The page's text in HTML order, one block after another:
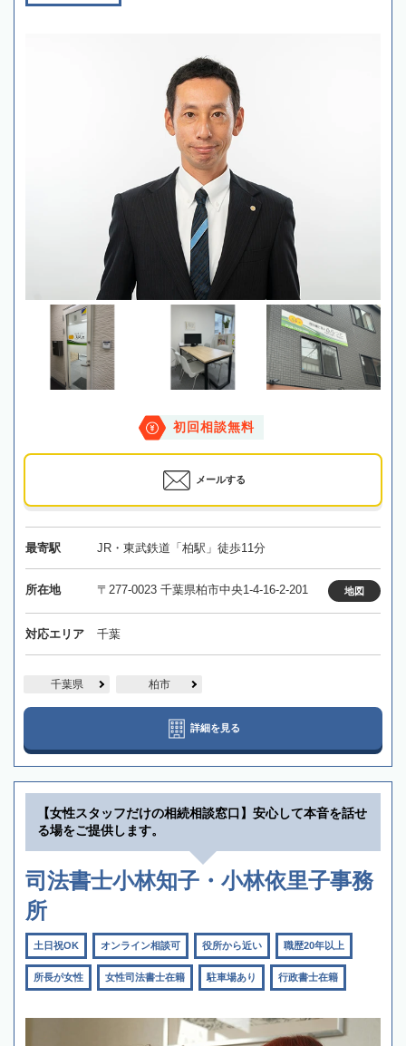
初回相談無料
メールする
最寄駅 JR・東武鉄道「柏駅」徒歩11分
所在地 〒277-0023 千葉県柏市中央1-4-16-2-201 地図
対応エリア 千葉
千葉県 柏市
詳細を見る
【女性スタッフだけの相続相談窓口】安心して本音を話せ
る場をご提供します。
司法書士小林知子・小林依里子事務
所
土日祝OK オンライン相談可 役所から近い 職歴20年以上
所長が女性 女性司法書士在籍 駐車場あり 行政書士在籍